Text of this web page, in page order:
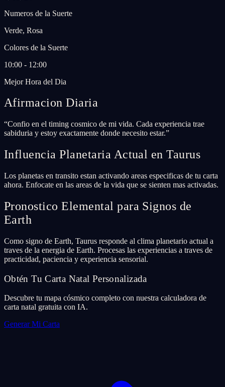
Numeros de la Suerte
Verde, Rosa
Colores de la Suerte
10:00 - 12:00
Mejor Hora del Dia
Afirmacion Diaria
“Confio en el timing cosmico de mi vida. Cada experiencia trae
sabiduria y estoy exactamente donde necesito estar.”
Influencia Planetaria Actual en Taurus
Los planetas en transito estan activando areas especificas de tu carta
ahora. Enfocate en las areas de la vida que se sienten mas activadas.
Pronostico Elemental para Signos de
Earth
Como signo de Earth, Taurus responde al clima planetario actual a
traves de la energia de Earth. Procesas las experiencias a traves de
practicidad, paciencia y experiencia sensorial.
Obtén Tu Carta Natal Personalizada
Descubre tu mapa cósmico completo con nuestra calculadora de
carta natal gratuita con IA.
Generar Mi Carta